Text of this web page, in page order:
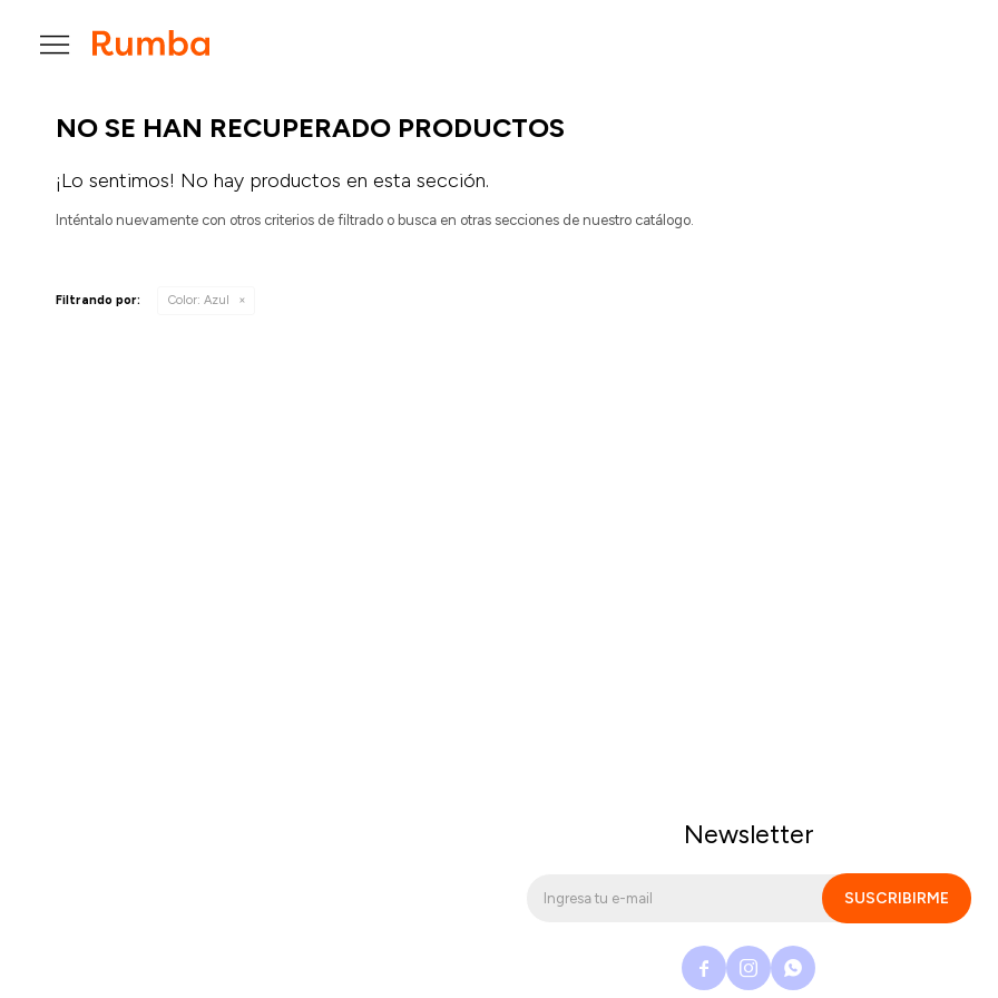

NO SE HAN RECUPERADO PRODUCTOS
¡Lo sentimos! No hay productos en esta sección.
Inténtalo nuevamente con otros criterios de filtrado o busca en otras secciones de nuestro catálogo.
Filtrando por: Color: Azul
Newsletter
SUSCRIBIRME
  